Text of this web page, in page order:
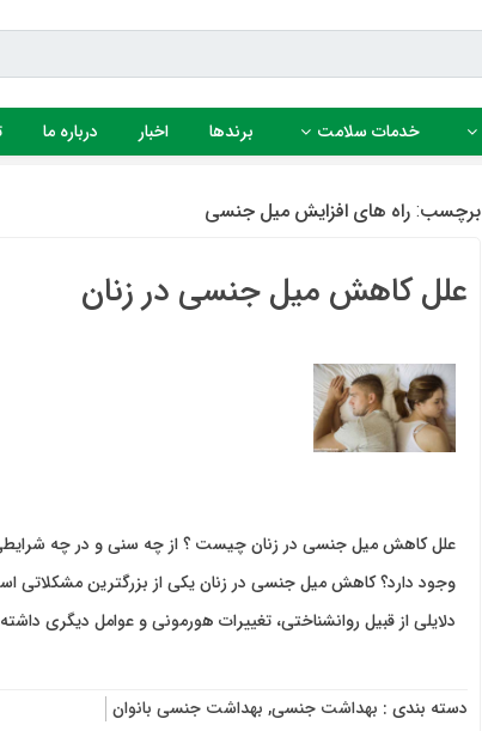
خدمات سلامت برندها اخبار درباره ما
برچسب: راه های افزایش میل جنسی
علل کاهش میل جنسی در زنان
علل کاهش میل جنسی در زنان چیست ؟ از چه سنی و در چه شرایطی
وجود دارد؟ کاهش میل جنسی در زنان یکی از بزرگترین مشکلاتی
دلایلی از قبیل روانشناختی، تغییرات هورمونی و عوامل دیگری
دسته بندی : بهداشت جنسی, بهداشت جنسی بانوان